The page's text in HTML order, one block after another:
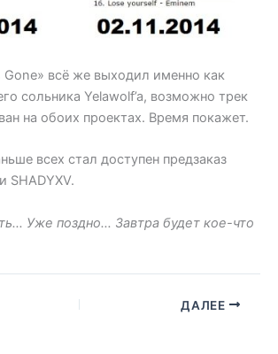
Gone» всё же выходил именно как
сольника Yelawolf’a, возможно трек
на обоих проектах. Время покажет.
всех стал доступен предзаказ
SHADYXV.
Уже поздно… Завтра будет кое-что
ДАЛЕЕ